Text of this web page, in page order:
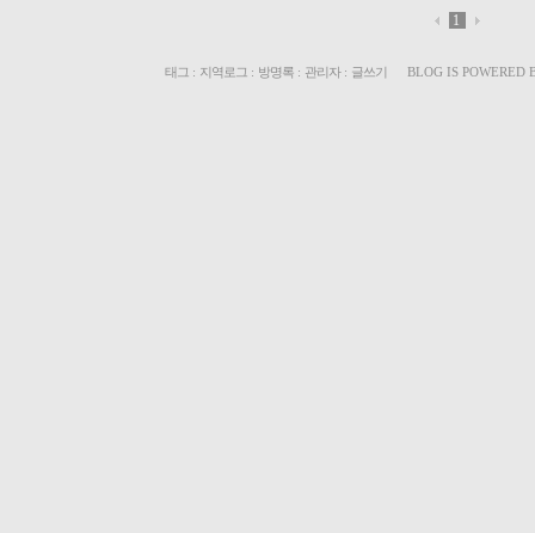
1
태그 : 지역로그 : 방명록 : 관리자: 글쓰기 BLOG IS POWERED